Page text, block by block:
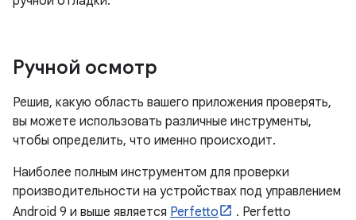
Ручной осмотр
Решив, какую область вашего приложения проверять,
вы можете использовать различные инструменты,
чтобы определить, что именно происходит.
Наиболее полным инструментом для проверки
производительности на устройствах под управлением
Android 9 и выше является Perfetto
. Perfetto